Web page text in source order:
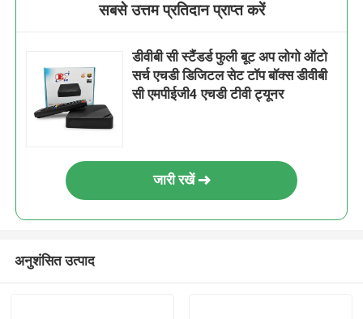
सबसे उत्तम प्रतिदान प्राप्त करें
डीवीबी सी स्टैंडर्ड फुली बूट अप लोगो ऑटो
सर्च एचडी डिजिटल सेट टॉप बॉक्स डीवीबी
सी एमपीईजी4 एचडी टीवी ट्यूनर
जारी रखें
अनुशंसित उत्पाद